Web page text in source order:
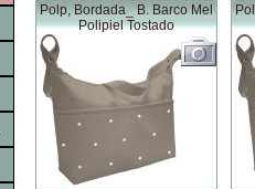
Polp, Bordada_ B. Barco Mel
Polipiel Tostado